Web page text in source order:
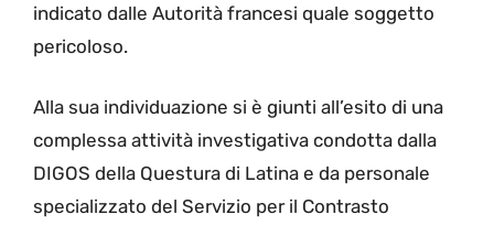
indicato dalle Autorità francesi quale soggetto
pericoloso.
Alla sua individuazione si è giunti all’esito di una
complessa attività investigativa condotta dalla
DIGOS della Questura di Latina e da personale
specializzato del Servizio per il Contrasto